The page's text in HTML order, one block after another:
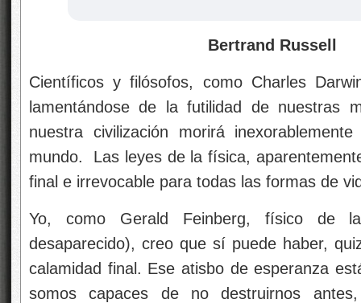
Bertrand Russell
Científicos y filósofos, como Charles
lamentándose de la futilidad de nuestras
nuestra civilización morirá
mundo. Las leyes de la física,
final e irrevocable para todas las formas de
Yo, como Gerald Feinberg, físico de
desaparecido), creo que sí puede haber,
calamidad final. Ese atisbo de esperanza
somos capaces de no destruirnos